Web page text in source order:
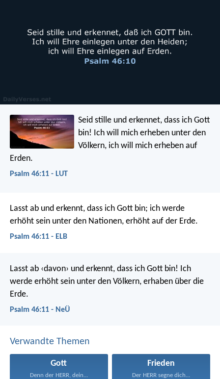
Seid stille und erkennet, dass ich Gott
bin! Ich will mich erheben unter den
Völkern, ich will mich erheben auf
Erden.
Psalm 46:11 - LUT
Lasst ab und erkennt, dass ich Gott bin; ich werde
erhöht sein unter den Nationen, erhöht auf der Erde.
Psalm 46:11 - ELB
Lasst ab ‹davon› und erkennt, dass ich Gott bin! Ich
werde erhöht sein unter den Völkern, erhaben über die
Erde.
Psalm 46:11 - NeÜ
Verwandte Themen
Gott
Denn der HERR, dein...
Frieden
Der HERR segne dich...